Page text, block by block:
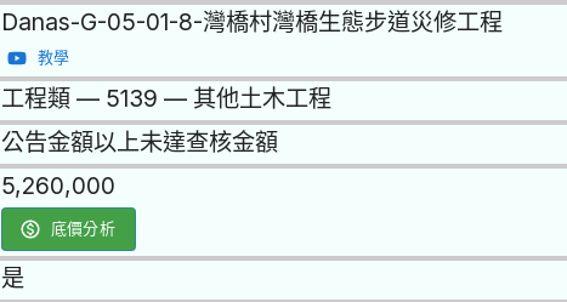
Danas-G-05-01-8-灣橋村灣橋生態步道災修工程
教學
工程類 — 5139 — 其他土木工程
公告金額以上未達查核金額
5,260,000
底價分析
是